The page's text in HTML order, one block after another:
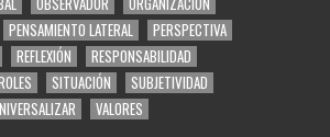
PENSAMIENTO LATERAL
PERSPECTIVA
REFLEXIÓN
RESPONSABILIDAD
SITUACIÓN
SUBJETIVIDAD
VALORES